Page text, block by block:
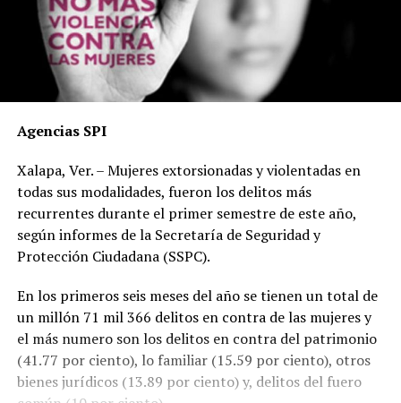
Agencias SPI
Xalapa, Ver. – Mujeres extorsionadas y violentadas en
todas sus modalidades, fueron los delitos más
recurrentes durante el primer semestre de este año,
según informes de la Secretaría de Seguridad y
Protección Ciudadana (SSPC).
En los primeros seis meses del año se tienen un total de
un millón 71 mil 366 delitos en contra de las mujeres y
el más numero son los delitos en contra del patrimonio
(41.77 por ciento), lo familiar (15.59 por ciento), otros
bienes jurídicos (13.89 por ciento) y, delitos del fuero